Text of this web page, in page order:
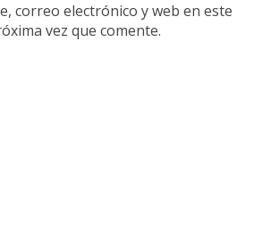
correo electrónico y web en este
vez que comente.